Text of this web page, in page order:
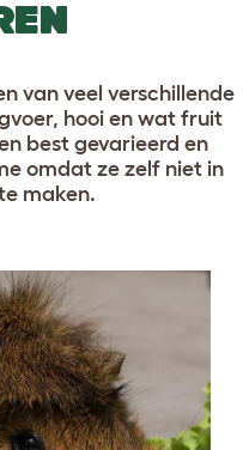
van veel verschillende
hooi en wat fruit
best gevarieerd en
omdat ze zelf niet in
maken.